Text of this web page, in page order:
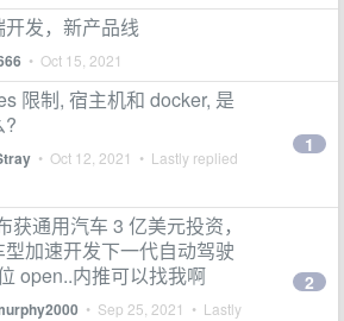
发，新产品线
• Oct 15, 2021
限制, 宿主机和 docker, 是
?
• Oct 12, 2021 • Lastly replied
1
获通用汽车 3 亿美元投资，
加速开发下一代自动驾驶
open..内推可以找我啊
• Sep 25, 2021 • Lastly
2